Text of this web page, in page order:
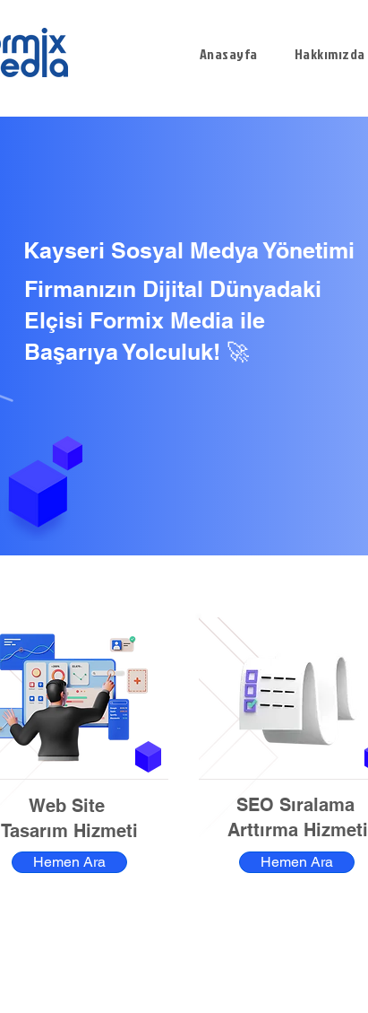
Anasayfa Hakkımızda
Kayseri Sosyal Medya Yönetimi
Firmanızın Dijital Dünyadaki
Elçisi Formix Media ile
Başarıya Yolculuk! 🚀
Web Site
Tasarım Hizmeti
Hemen Ara
SEO Sıralama
Arttırma Hizmeti
Hemen Ara